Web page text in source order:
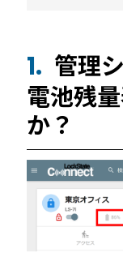
1. 管理
電池残
か？
宿泊施設